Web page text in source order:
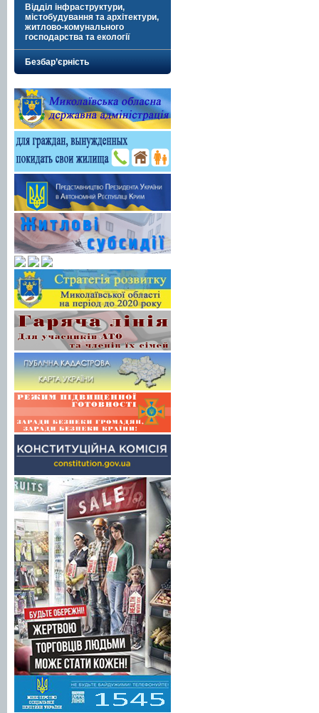
Відділ інфраструктури,
містобудування та архітектури,
житлово-комунального
господарства та екології
Безбар’єрність